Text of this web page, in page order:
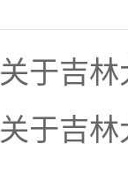
关于吉
关于吉